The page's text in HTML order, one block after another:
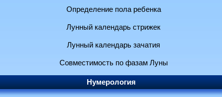
Определение пола ребенка
Лунный календарь стрижек
Лунный календарь зачатия
Совместимость по фазам Луны
Нумерология